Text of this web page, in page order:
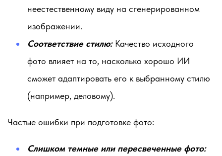
неестественному виду на сгенерированном
изображении.
Соответствие стилю:Качество исходного
фото влияет на то, насколько хорошо ИИ
сможет адаптировать его к выбранному стилю
(например, деловому).
Частые ошибки при подготовке фото:
Слишком темные или пересвеченные фото: